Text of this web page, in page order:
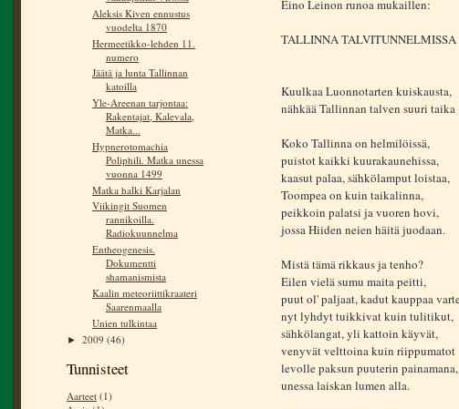
Aleksis Kiven ennustus
vuodelta 1870
Hermeetikko-lehden 11.
numero
Jäätä ja lunta Tallinnan
katoilla
Yle-Areenan tarjontaa:
Rakentajat, Kalevala,
Matka...
Hypnerotomachia
Poliphili. Matka unessa
vuonna 1499
Matka halki Karjalan
Viikingit Suomen
rannikoilla.
Radiokuunnelma
Entheogenesis.
Dokumentti
shamanismista
Kaalin meteoriittikraateri
Saarenmaalla
Unien tulkintaa
► 2009 (46)
Tunnisteet
Aarteet (1)
Eino Leinon runoa mukaillen:
TALLINNA TALVITUNNELMISSA
Kuulkaa Luonnotarten kuiskausta,
nähkää Tallinnan talven suuri taika
Koko Tallinna on helmilöissä,
puistot kaikki kuurakaunehissa,
kaasut palaa, sähkölamput loistaa,
Toompea on kuin taikalinna,
peikkoin palatsi ja vuoren hovi,
jossa Hiiden neien häitä juodaan.
Mistä tämä rikkaus ja tenho?
Eilen vielä sumu maita peitti,
puut ol' paljaat, kadut kauppaa
nyt lyhdyt tuikkivat kuin tulitikut,
sähkölangat, yli kattoin käyvät,
venyvät velttoina kuin riippumatot
levolle paksun puuterin painamana,
unessa laiskan lumen alla.